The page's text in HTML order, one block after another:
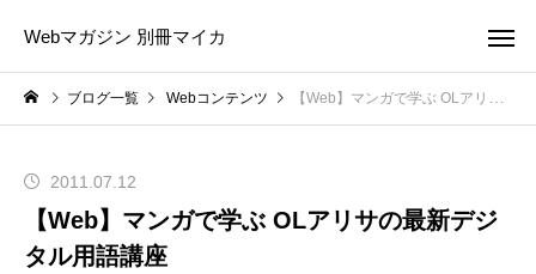
Webマガジン 別冊マイカ
ブログ一覧 Webコンテンツ 【Web】マンガで学ぶ OLアリサの最新デジタル用語講座
2011.07.12
【Web】マンガで学ぶ OLアリサの最新デジ
タル用語講座